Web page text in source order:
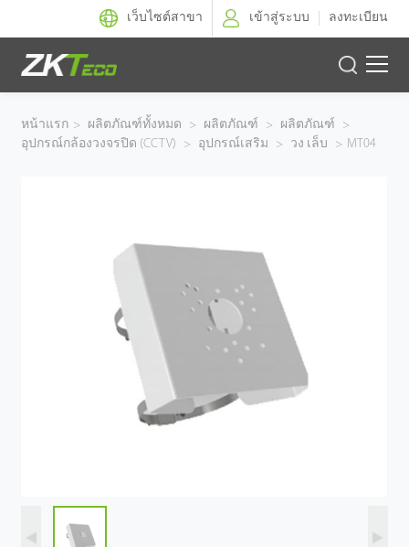
เว็บไซต์สาขา เข้าสู่ระบบ ลงทะเบียน
ผลิตภัณฑ์
หน้าแรก > ผลิตภัณฑ์ทั้งหมด > ผลิตภัณฑ์ > ผลิตภัณฑ์
>
อุปกรณ์กล้องวงจรปิด (CCTV)
> อุปกรณ์เสริม > วง เล็บ > MT04